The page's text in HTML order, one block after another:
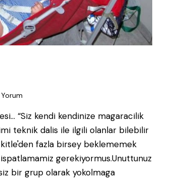
Yorum
“Siz kendi kendinize magaracilik
teknik dalis ile ilgili olanlar bilebilir
fazla birsey beklememek
gerekiyormus.Unuttunuz
bir grup olarak yokolmaga